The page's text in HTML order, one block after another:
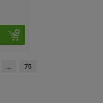
... 75